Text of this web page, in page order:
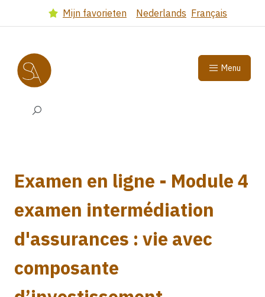
Got to main contentMijn favorieten Select language
Nederlands (Dutch version)
Français
Menu
Search input
Examen en ligne - Module 4
examen intermédiation
d'assurances : vie avec
composante